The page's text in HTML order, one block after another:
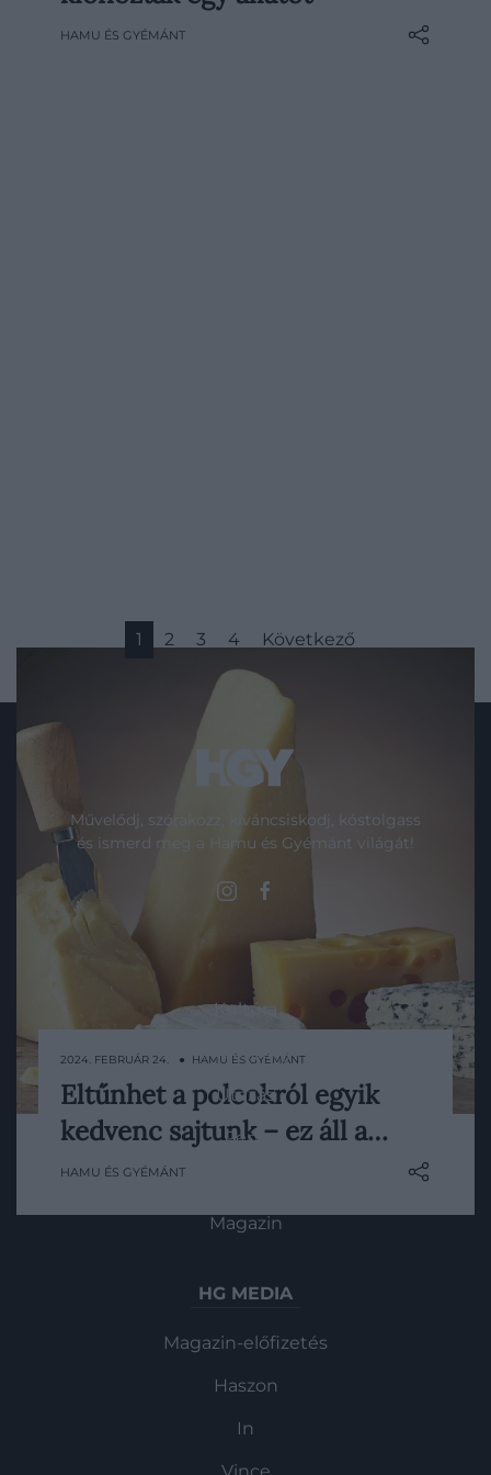
HAMU ÉS GYÉMÁNT
A camembert a világ egyik
legnépszerűbb sajtjának számít, de
banális okból most mégis eltűnhet a
sajt, amit „kihalás” fenyeget.
2024. FEBRUÁR 24. ● HAMU ÉS GYÉMÁNT
Eltűnhet a polcokról egyik
kedvenc sajtunk – ez áll a…
HAMU ÉS GYÉMÁNT
1 2 3 4 Következő
Művelődj, szórakozz, kíváncsiskodj, kóstolgass
és ismerd meg a Hamu és Gyémánt világát!
Kultúra
Tudomány
Utazás
Pénz
Magazin
HG MEDIA
Magazin-előfizetés
Haszon
In